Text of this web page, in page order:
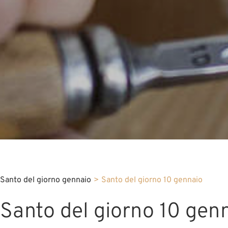
Santo del giorno gennaio > Santo del giorno 10 gennaio
Santo del giorno 10